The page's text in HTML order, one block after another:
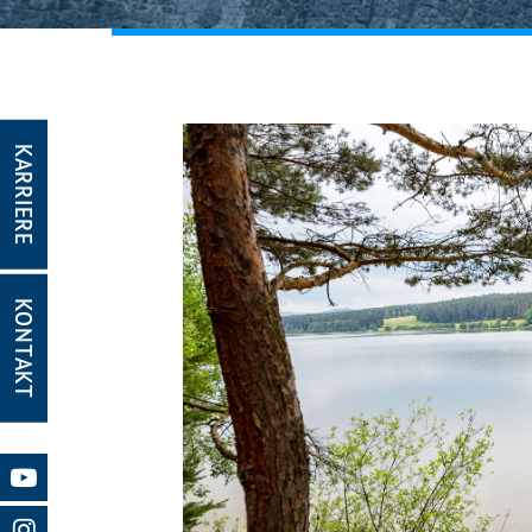
KARRIERE
KONTAKT Gleich
Mit Ihrer
Website
Website
Impressum